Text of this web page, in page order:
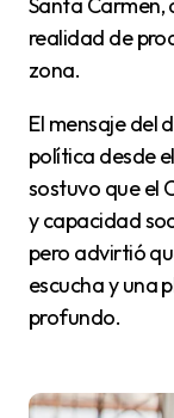
realidad de
zona.
El mensaje del diputado buscó instalar una lectura
política desde
sostuvo que el
y capacidad
pero advirtió
escucha y una
profundo.